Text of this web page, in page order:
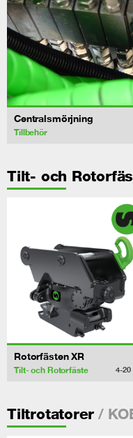
Centralsmörjning
Tillbehör
Tilt- och
Rotorfästen XR
Tilt- och Rotorfäste 4-20
Tiltrotatorer /